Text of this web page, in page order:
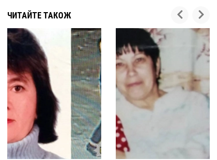
ЧИТАЙТЕ ТАКОЖ